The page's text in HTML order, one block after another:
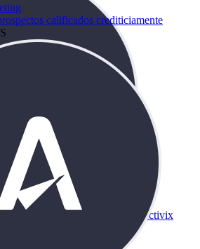
calificados crediticiamente
Activix